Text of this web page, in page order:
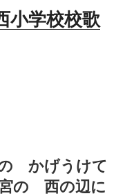
小学校校歌
かげうけて
の 西の辺に